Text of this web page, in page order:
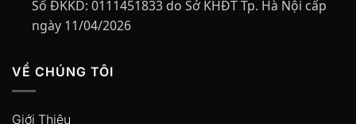
Số ĐKKD: 0111451833 do Sở KHĐT Tp. Hà Nội cấp
ngày 11/04/2026
VỀ CHÚNG TÔI
Giới Thiệu